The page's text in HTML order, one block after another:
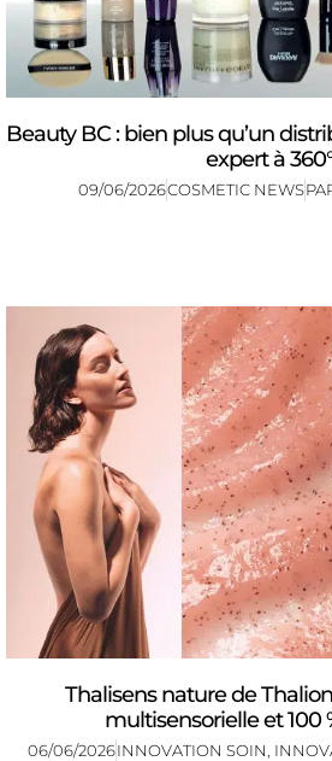
Beauty BC : bien plus qu’un
expert à
09/06/2026COSMETIC NEWS
Thalisens nature de
multisensorielle et 100
06/06/2026INNOVATION SOIN